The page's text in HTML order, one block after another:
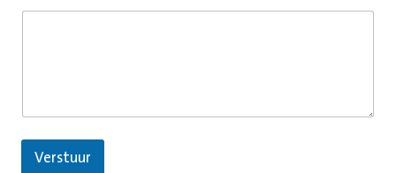
Verstuur